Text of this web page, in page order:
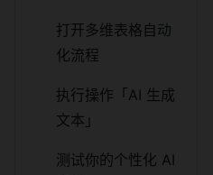
打开多维表格自动
化流程
执行操作「AI 生成
文本」
测试你的个性化 AI